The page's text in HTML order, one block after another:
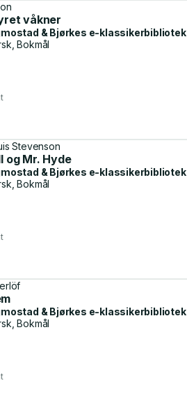
våkner
& Bjørkes e-klassikerbibliotek
Bokmål
Stevenson
og Mr. Hyde
& Bjørkes e-klassikerbibliotek
Bokmål
& Bjørkes e-klassikerbibliotek
Bokmål